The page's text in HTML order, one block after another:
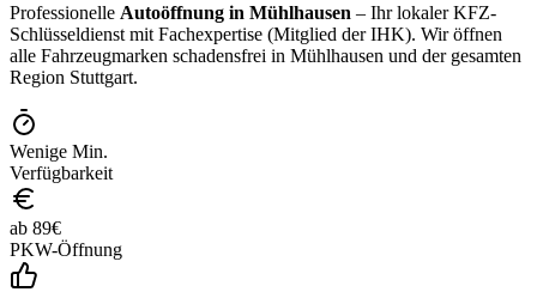
Professionelle Autoöffnung in Mühlhausen – Ihr lokaler KFZ-
Schlüsseldienst mit Fachexpertise (Mitglied der IHK). Wir öffnen
alle Fahrzeugmarken schadensfrei in Mühlhausen und der gesamten
Region Stuttgart.
Wenige Min.
Verfügbarkeit
ab 89€
PKW-Öffnung